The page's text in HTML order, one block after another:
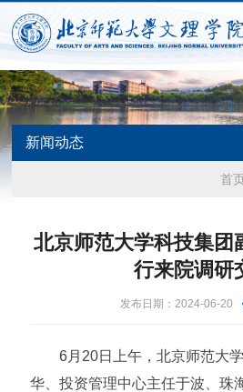
新闻动态
首
北京师范大学科技集团
行来院调研
发布日期：2024-06-20
6月20日上午，北京师范大
华、投资管理中心主任于波、珠